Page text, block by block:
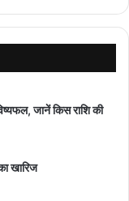
जानें किस राशि की
खारिज